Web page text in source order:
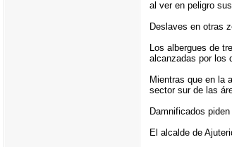
al ver en peligro
Deslaves en otras
Los albergues de
alcanzadas por los
Mientras que en la
sector sur de las
Damnificados
El alcalde de